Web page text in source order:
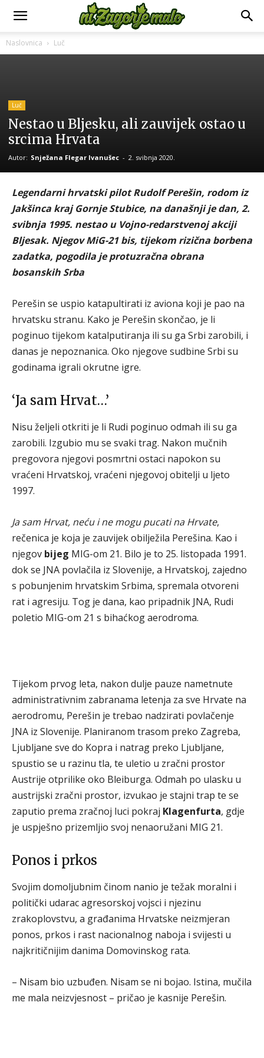
Naslovnica Luč
Luč
Nestao u Bljesku, ali zauvijek ostao u
srcima Hrvata
Autor: Snježana Flegar Ivanušec - 2. svibnja 2020.
Legendarni hrvatski pilot Rudolf Perešin, rodom iz
Jakšinca kraj Gornje Stubice, na današnji je dan, 2.
svibnja 1995. nestao u Vojno-redarstvenoj akciji
Bljesak. Njegov MiG-21 bis, tijekom rizična borbena
zadatka, pogodila je protuzračna obrana
bosanskih Srba
Perešin se uspio katapultirati iz aviona koji je pao na
hrvatsku stranu. Kako je Perešin skončao, je li
poginuo tijekom katalputiranja ili su ga Srbi zarobili, i
danas je nepoznanica. Oko njegove sudbine Srbi su
godinama igrali okrutne igre.
‘Ja sam Hrvat…’
Nisu željeli otkriti je li Rudi poginuo odmah ili su ga
zarobili. Izgubio mu se svaki trag. Nakon mučnih
pregovora njegovi posmrtni ostaci napokon su
vraćeni Hrvatskoj, vraćeni njegovoj obitelji u ljeto
1997.
Ja sam Hrvat, neću i ne mogu pucati na Hrvate,
rečenica je koja je zauvijek obilježila Perešina. Kao i
njegov bijeg MIG-om 21. Bilo je to 25. listopada 1991.
dok se JNA povlačila iz Slovenije, a Hrvatskoj, zajedno
s pobunjenim hrvatskim Srbima, spremala otvoreni
rat i agresiju. Tog je dana, kao pripadnik JNA, Rudi
poletio MIG-om 21 s bihaćkog aerodroma.
Tijekom prvog leta, nakon dulje pauze nametnute
administrativnim zabranama letenja za sve Hrvate na
aerodromu, Perešin je trebao nadzirati povlačenje
JNA iz Slovenije. Planiranom trasom preko Zagreba,
Ljubljane sve do Kopra i natrag preko Ljubljane,
spustio se u razinu tla, te uletio u zračni prostor
Austrije otprilike oko Bleiburga. Odmah po ulasku u
austrijski zračni prostor, izvukao je stajni trap te se
zaputio prema zračnoj luci pokraj Klagenfurta, gdje
je uspješno prizemljio svoj nenaoružani MIG 21.
Ponos i prkos
Svojim domoljubnim činom nanio je težak moralni i
politički udarac agresorskoj vojsci i njezinu
zrakoplovstvu, a građanima Hrvatske neizmjeran
ponos, prkos i rast nacionalnog naboja i svijesti u
najkritičnijim danima Domovinskog rata.
– Nisam bio uzbuđen. Nisam se ni bojao. Istina, mučila
me mala neizvjesnost – pričao je kasnije Perešin.